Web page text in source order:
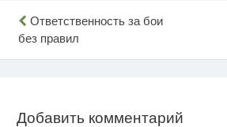
Навигация
по
Ответственность за бои
без правил
Добавить комментарий